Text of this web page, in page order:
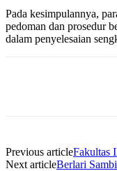
Pada kesimpulannya,
pedoman dan prosedur
dalam penyelesaian
Previous articleFakultas
Next articleBerlari